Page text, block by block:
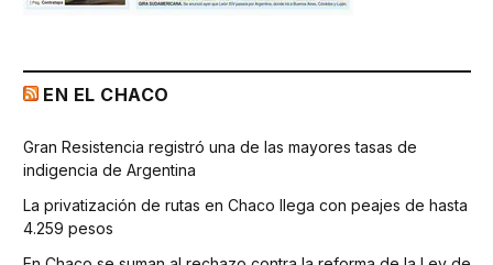
EN EL CHACO
Gran Resistencia registró una de las mayores tasas de
indigencia de Argentina
La privatización de rutas en Chaco llega con peajes de hasta
4.259 pesos